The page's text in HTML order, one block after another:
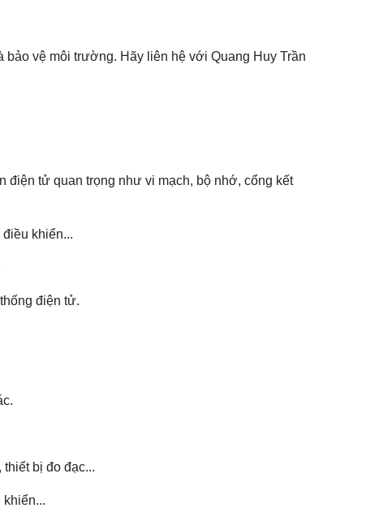
vệ môi trường. Hãy liên hệ với Quang Huy Trần
điện tử quan trọng như vi mạch, bộ nhớ, cổng kết
khiển...
điện tử.
bị đo đạc...
khiển...